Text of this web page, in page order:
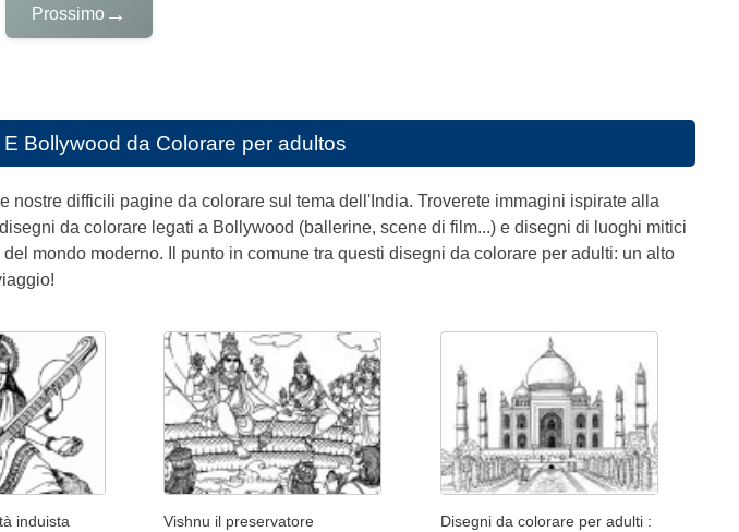
Prossimo →
Bollywood da Colorare per adultos
nostre difficili pagine da colorare sul tema dell'India. Troverete immagini ispirate alla
da colorare legati a Bollywood (ballerine, scene di film...) e disegni di luoghi mitici
mondo moderno. Il punto in comune tra questi disegni da colorare per adulti: un alto
induista
Vishnu il preservatore
Disegni da colorare per adulti :